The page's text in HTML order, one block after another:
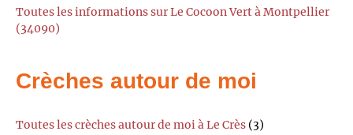
Toutes les informations sur Le Cocoon Vert à Montpellier
(34090)
Crèches autour de moi
Toutes les crèches autour de moi à Le Crès (3)